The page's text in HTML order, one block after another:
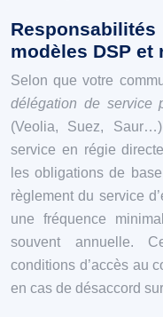
modèles DSP et
Selon que votre
délégation de service
(Veolia, Suez,
service en régie
les obligations de
règlement du service
une fréquence
souvent annuelle.
conditions d’accès au
en cas de désaccord